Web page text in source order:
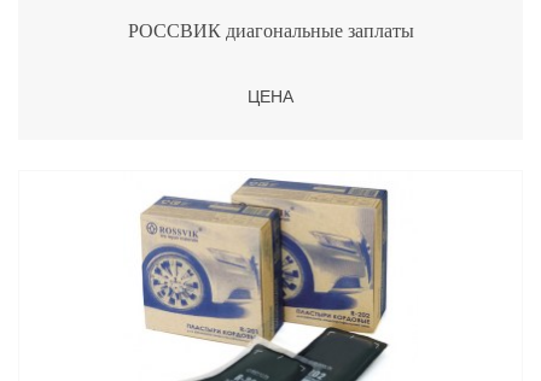
РОССВИК диагональные заплаты
ЦЕНА